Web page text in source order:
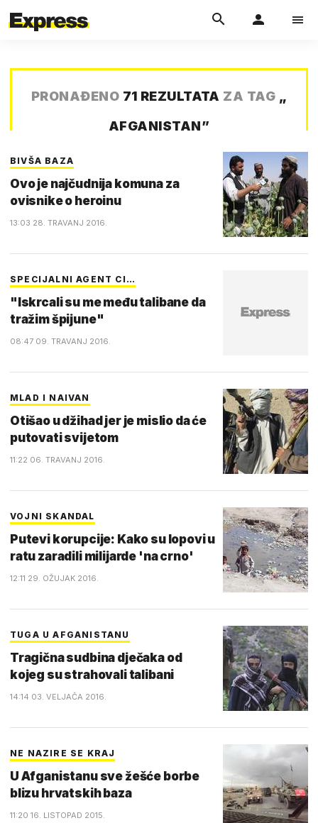
PRONAĐENO 71 REZULTATA ZA TAG „
AFGANISTAN”
BIVŠA BAZA
Ovo je najčudnija komuna za
ovisnike o heroinu
13:03 28. TRAVANJ 2016.
SPECIJALNI AGENT CI…
"Iskrcali su me među talibane da
tražim špijune"
08:47 09. TRAVANJ 2016.
MLAD I NAIVAN
Otišao u džihad jer je mislio da će
putovati svijetom
11:22 06. TRAVANJ 2016.
VOJNI SKANDAL
Putevi korupcije: Kako su lopovi u
ratu zaradili milijarde 'na crno'
12:11 29. OŽUJAK 2016.
TUGA U AFGANISTANU
Tragična sudbina dječaka od
kojeg su strahovali talibani
14:14 03. VELJAČA 2016.
NE NAZIRE SE KRAJ
U Afganistanu sve žešće borbe
blizu hrvatskih baza
11:20 16. LISTOPAD 2015.